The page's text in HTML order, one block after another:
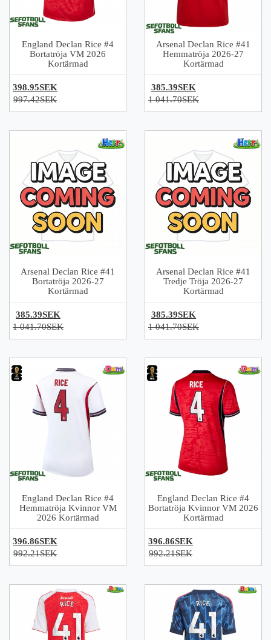
England Declan Rice #4
Bortatröja VM 2026
Kortärmad
398.95SEK
997.42SEK
Arsenal Declan Rice #41
Hemmatröja 2026-27
Kortärmad
385.39SEK
1 041.70SEK
Arsenal Declan Rice #41
Bortatröja 2026-27
Kortärmad
385.39SEK
1 041.70SEK
Arsenal Declan Rice #41
Tredje Tröja 2026-27
Kortärmad
385.39SEK
1 041.70SEK
England Declan Rice #4
Hemmatröja Kvinnor VM
2026 Kortärmad
396.86SEK
992.21SEK
England Declan Rice #4
Bortatröja Kvinnor VM 2026
Kortärmad
396.86SEK
992.21SEK